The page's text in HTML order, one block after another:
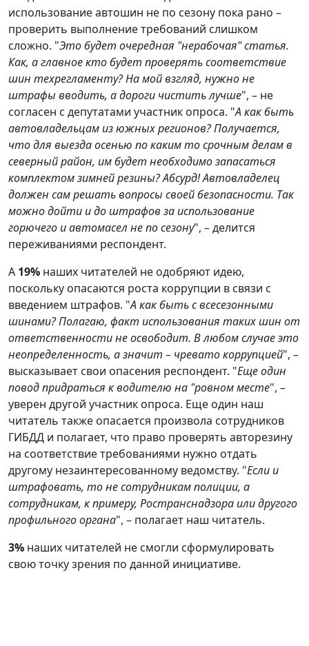
использование автошин не по сезону пока рано –
проверить выполнение требований слишком
сложно. "Это будет очередная "нерабочая" статья.
Как, а главное кто будет проверять соответствие
шин техрегламенту? На мой взгляд, нужно не
штрафы вводить, а дороги чистить лучше", – не
согласен с депутатами участник опроса. "А как быть
автовладельцам из южных регионов? Получается,
что для выезда осенью по каким то срочным делам в
северный район, им будет необходимо запасаться
комплектом зимней резины? Абсурд! Автовладелец
должен сам решать вопросы своей безопасности. Так
можно дойти и до штрафов за использование
горючего и автомасел не по сезону", – делится
переживаниями респондент.
А 19% наших читателей не одобряют идею,
поскольку опасаются роста коррупции в связи с
введением штрафов. "А как быть с всесезонными
шинами? Полагаю, факт использования таких шин от
ответственности не освободит. В любом случае это
неопределенность, а значит – чревато коррупцией", –
высказывает свои опасения респондент. "Еще один
повод придраться к водителю на "ровном месте", –
уверен другой участник опроса. Еще один наш
читатель также опасается произвола сотрудников
ГИБДД и полагает, что право проверять авторезину
на соответствие требованиями нужно отдать
другому незаинтересованному ведомству. "Если и
штрафовать, то не сотрудникам полиции, а
сотрудникам, к примеру, Ространснадзора или другого
профильного органа", – полагает наш читатель.
3% наших читателей не смогли сформулировать
свою точку зрения по данной инициативе.